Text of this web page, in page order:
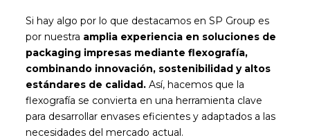
Si hay algo por lo que destacamos en SP Group es
por nuestra amplia experiencia en soluciones de
packaging impresas mediante flexografía,
combinando innovación, sostenibilidad y altos
estándares de calidad. Así, hacemos que la
flexografía se convierta en una herramienta clave
para desarrollar envases eficientes y adaptados a las
necesidades del mercado actual.